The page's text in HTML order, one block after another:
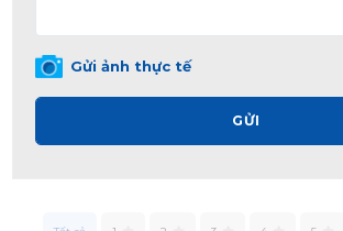
Gửi ảnh thực tế
GỬI